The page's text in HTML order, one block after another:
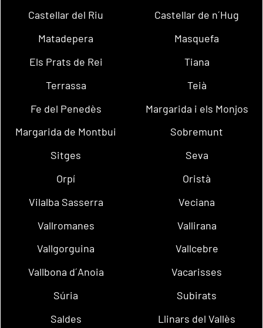
Castellar del Riu
Castellar de n´Hug
Matadepera
Masquefa
Els Prats de Rei
Tiana
Terrassa
Teià
Fe del Penedès
Margarida i els Monjos
Margarida de Montbui
Sobremunt
Sitges
Seva
Orpí
Oristà
Vilalba Sasserra
Veciana
Vallromanes
Vallirana
Vallgorguina
Vallcebre
Vallbona d´Anoia
Vacarisses
Súria
Subirats
Saldes
Llinars del Vallès